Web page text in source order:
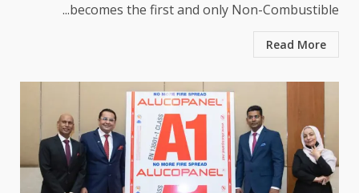
becomes the first and only Non-Combustible...
Read More